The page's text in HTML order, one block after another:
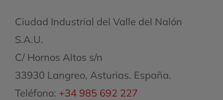
Ciudad Industrial del Valle del Nalón
S.A.U.
C/ Hornos Altos s/n
33930 Langreo, Asturias. España.
Teléfono: +34 985 692 227